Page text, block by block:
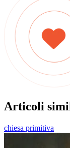
Articoli
chiesa primitiva